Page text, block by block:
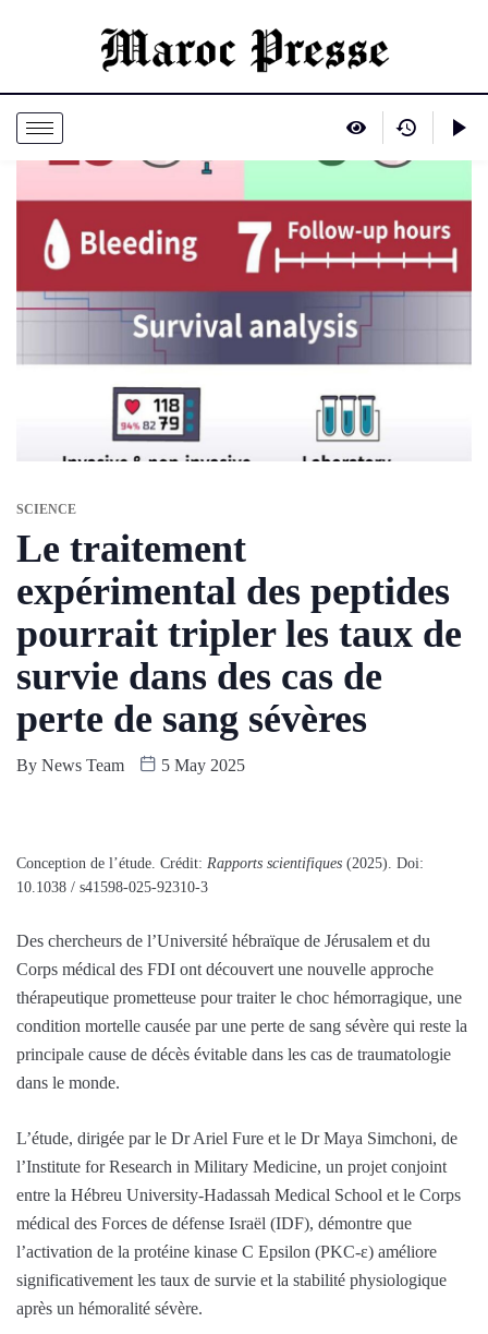
SCIENCE
Le traitement
expérimental des peptides
pourrait tripler les taux de
survie dans des cas de
perte de sang sévères
By News Team 5 May 2025
Conception de l’étude. Crédit: Rapports scientifiques (2025). Doi:
10.1038 / s41598-025-92310-3
Des chercheurs de l’Université hébraïque de Jérusalem et du
Corps médical des FDI ont découvert une nouvelle approche
thérapeutique prometteuse pour traiter le choc hémorragique, une
condition mortelle causée par une perte de sang sévère qui reste la
principale cause de décès évitable dans les cas de traumatologie
dans le monde.
L’étude, dirigée par le Dr Ariel Fure et le Dr Maya Simchoni, de
l’Institute for Research in Military Medicine, un projet conjoint
entre la Hébreu University-Hadassah Medical School et le Corps
médical des Forces de défense Israël (IDF), démontre que
l’activation de la protéine kinase C Epsilon (PKC-ε) améliore
significativement les taux de survie et la stabilité physiologique
après un hémoralité sévère.